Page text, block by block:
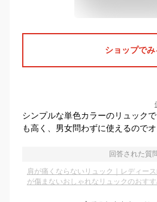
ショップでみ
シンプルな単色カラーのリュック
も高く、男女問わずに使えるのでオ
回答された質
肩が痛くならないリュック｜レディー
が傷まないおしゃれなリュックのおすす